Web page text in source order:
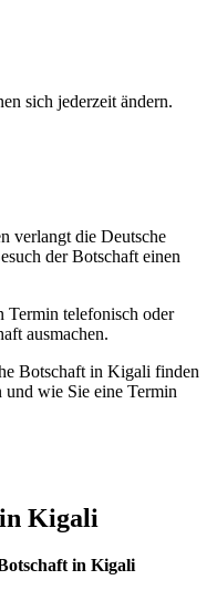
sich jederzeit ändern.
verlangt die Deutsche
der Botschaft einen
Termin telefonisch oder
ausmachen.
Botschaft in Kigali finden
wie Sie eine Termin
in Kigali
in Kigali